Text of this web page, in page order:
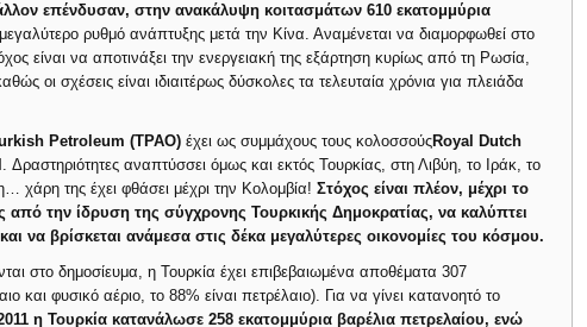
επένδυσαν, στην ανακάλυψη κοιτασμάτων 610 εκατομμύρια
ρυθμό ανάπτυξης μετά την Κίνα. Αναμένεται να διαμορφωθεί στο
είναι να αποτινάξει την ενεργειακή της εξάρτηση κυρίως από τη Ρωσία,
οι σχέσεις είναι ιδιαιτέρως δύσκολες τα τελευταία χρόνια για πλειάδα
Petroleum (TPAO) έχει ως συμμάχους τους κολοσσούςRoyal Dutch
. Δραστηριότητες αναπτύσσει όμως και εκτός Τουρκίας, στη Λιβύη, το Ιράκ, το
χάρη της έχει φθάσει μέχρι την Κολομβία!Στόχος είναι πλέον, μέχρι το
από την ίδρυση της σύγχρονης Τουρκικής Δημοκρατίας, να καλύπτει
να βρίσκεται ανάμεσα στις δέκα μεγαλύτερες οικονομίες του κόσμου.
στο δημοσίευμα, η Τουρκία έχει επιβεβαιωμένα αποθέματα 307
και φυσικό αέριο, το 88% είναι πετρέλαιο). Για να γίνει κατανοητό το
η Τουρκία κατανάλωσε 258 εκατομμύρια βαρέλια πετρελαίου, ενώ